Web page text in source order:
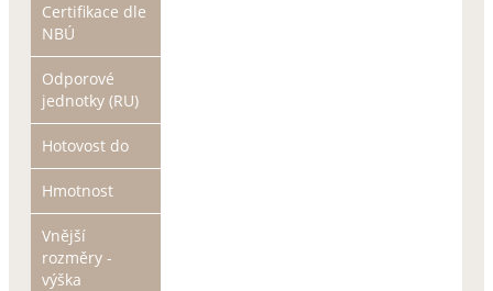
Certifikace dle
NBÚ
Odporové
jednotky (RU)
Hotovost do
Hmotnost
Vnější
rozměry -
výška